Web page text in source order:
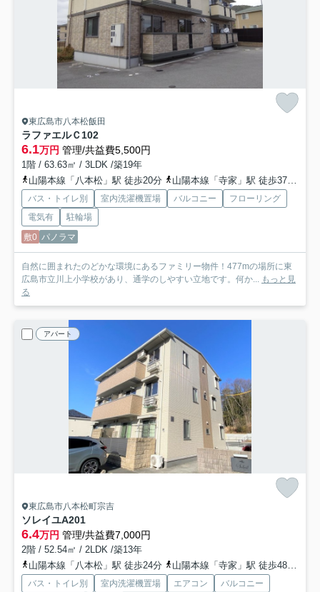
東広島市八本松飯田
ラファエルＣ102
6.1万円 管理/共益費5,500円
1階 / 63.63㎡ / 3LDK /築19年
山陽本線「八本松」駅 徒歩20分
山陽本線「寺家」駅 徒歩37分
バス・トイレ別 室内洗濯機置場 バルコニー
フローリング
電気有
駐輪場
敷0 パノラマ
自然に囲まれたのどかな環境にあるファミリー物件！477mの場所に東
広島市立川上小学校があり、通学のしやすい立地です。何か... もっと見
る
アパート
東広島市八本松町宗吉
ソレイユA201
6.4万円 管理/共益費7,000円
2階 / 52.54㎡ / 2LDK /築13年
山陽本線「八本松」駅 徒歩24分
山陽本線「寺家」駅 徒歩48分車8分 3.8km
バス・トイレ別 室内洗濯機置場 エアコン
バルコニー